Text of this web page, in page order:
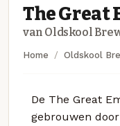
The Great
van Oldskool
Home Oldskool
De The Great
gebrouwen door